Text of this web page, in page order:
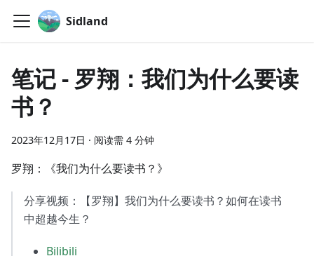
Sidland
笔记 - 罗翔：我们为什么要读
书？
2023年12月17日 · 阅读需 4 分钟
罗翔：《我们为什么要读书？》
分享视频：【罗翔】我们为什么要读书？如何在读书
中超越今生？
Bilibili